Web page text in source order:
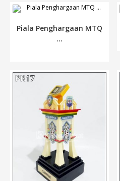
Piala Penghargaan MTQ
...